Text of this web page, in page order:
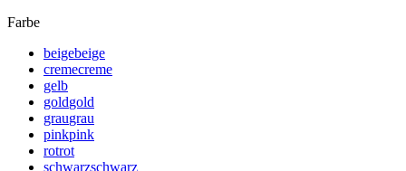
Farbe
beigebeige
cremecreme
gelb
goldgold
graugrau
pinkpink
rotrot
schwarzschwarz